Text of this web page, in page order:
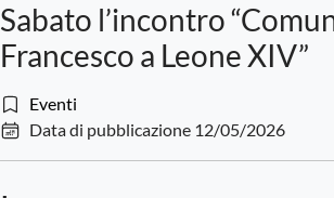
Sabato l’incontro
Francesco a Leone XIV”
Eventi
Data di pubblicazione 12/05/2026